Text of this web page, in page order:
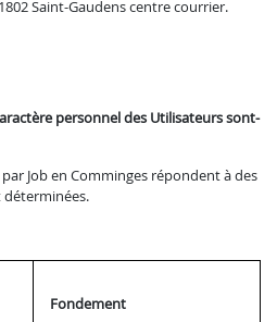
Saint-Gaudens centre courrier.
personnel des Utilisateurs sont-
Job en Comminges répondent à des
déterminées.
Fondement